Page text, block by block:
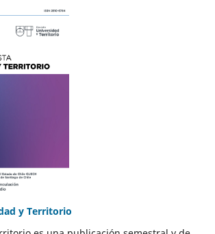
y Territorio